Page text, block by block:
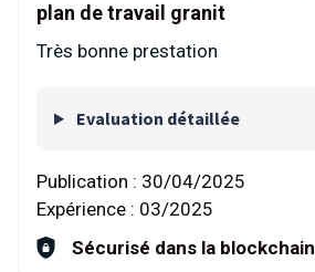
plan de travail granit
Très bonne prestation
Evaluation détaillée
Publication : 30/04/2025
Expérience : 03/2025
Sécurisé dans la blockchain